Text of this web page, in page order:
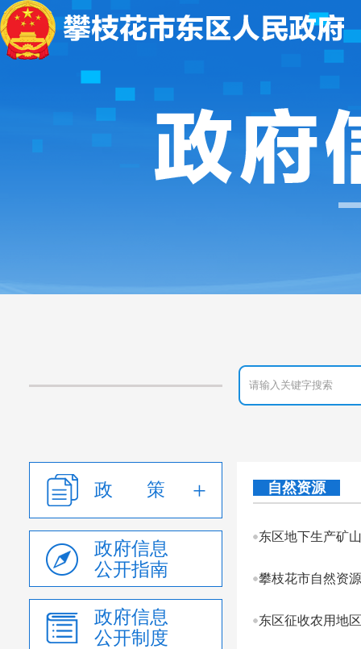
政 策
政府信息
公开指南
政府信息
公开制度
自然资源
东区地下生产矿
东区征收农用地